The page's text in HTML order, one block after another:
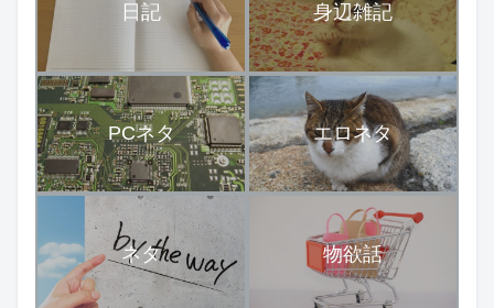
日記 身辺雑記
PCネタ エロネタ
ネタ 物欲話